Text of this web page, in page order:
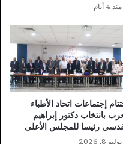
منذ 4 أيام
إجتماعات اتحاد الأطباء
بانتخاب دكتور إبراهيم
رئيسا للمجلس الأعلى
يوليو 8, 2026